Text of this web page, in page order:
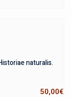
naturalis.
50,00€